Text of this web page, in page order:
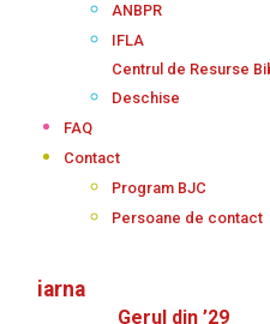
ANBPR
IFLA
Centrul de Resurse
Deschise
FAQ
Contact
Program BJC
Persoane de contact
iarna
Gerul din ’29